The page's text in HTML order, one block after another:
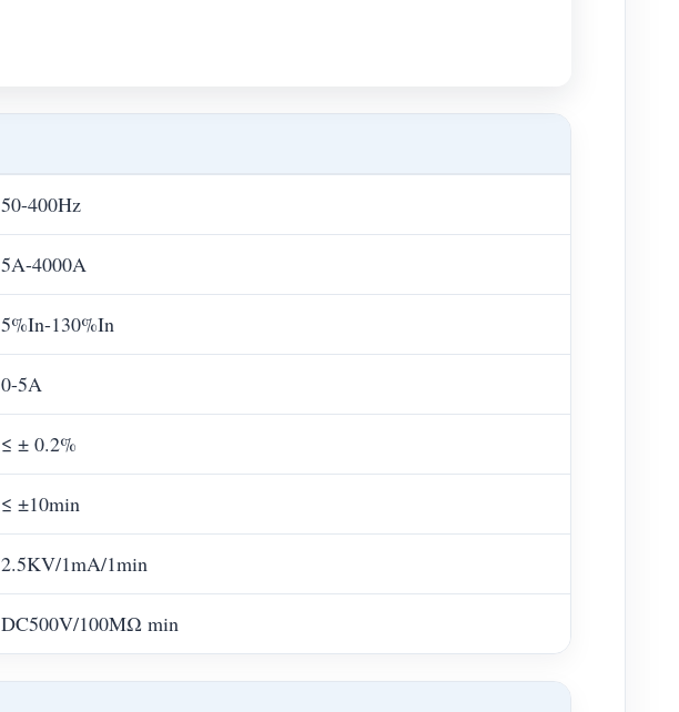
50-400Hz
5A-4000A
5%In-130%In
0-5A
≤ ± 0.2%
≤ ±10min
2.5KV/1mA/1min
DC500V/100MΩ min